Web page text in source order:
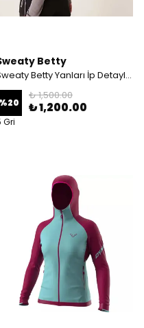
Betty
Sweaty Betty Yanları İp Detaylı Uzun Kollu Gri Body
%20
₺ 1,500.00
₺ 1,200.00
Gri